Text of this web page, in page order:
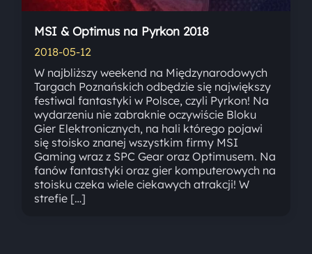
MSI & Optimus na Pyrkon 2018
2018-05-12
W najbliższy weekend na Międzynarodowych
Targach Poznańskich odbędzie się największy
festiwal fantastyki w Polsce, czyli Pyrkon! Na
wydarzeniu nie zabraknie oczywiście Bloku
Gier Elektronicznych, na hali którego pojawi
się stoisko znanej wszystkim firmy MSI
Gaming wraz z SPC Gear oraz Optimusem. Na
fanów fantastyki oraz gier komputerowych na
stoisku czeka wiele ciekawych atrakcji! W
strefie […]